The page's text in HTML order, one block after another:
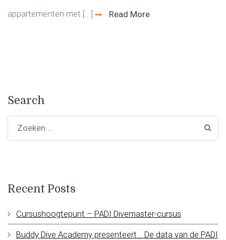
appartementen met [...]
Read More
Search
Recent Posts
Cursushoogtepunt – PADI Divemaster-cursus
Buddy Dive Academy presenteert… De data van de PADI